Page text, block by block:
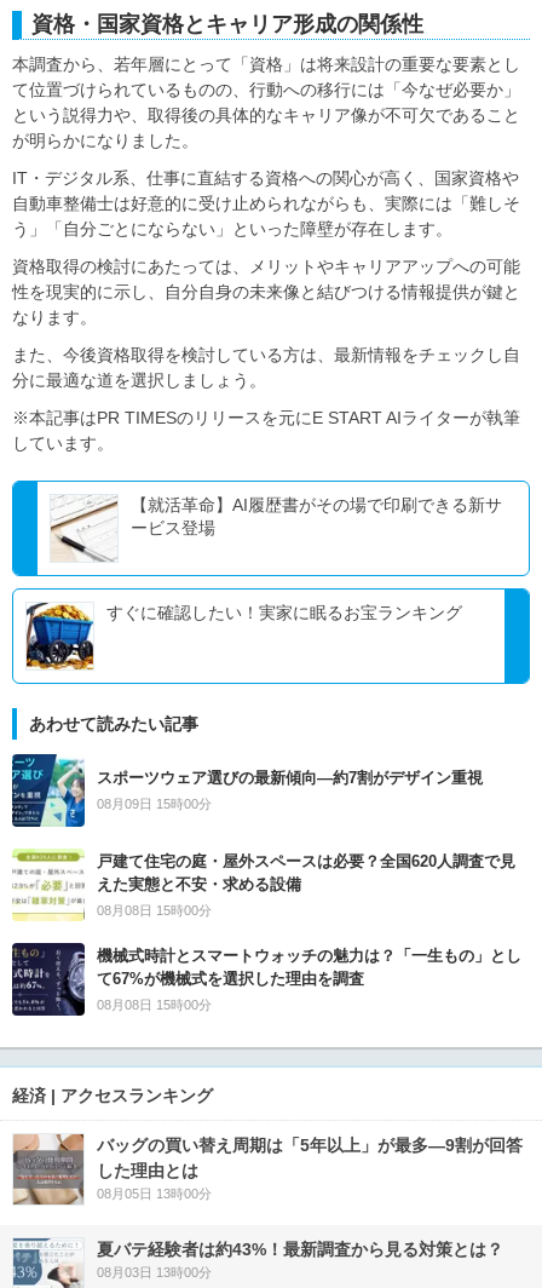
資格・国家資格とキャリア形成の関係性
本調査から、若年層にとって「資格」は将来設計の重要な要素とし
て位置づけられているものの、行動への移行には「今なぜ必要か」
という説得力や、取得後の具体的なキャリア像が不可欠であること
が明らかになりました。
IT・デジタル系、仕事に直結する資格への関心が高く、国家資格や
自動車整備士は好意的に受け止められながらも、実際には「難しそ
う」「自分ごとにならない」といった障壁が存在します。
資格取得の検討にあたっては、メリットやキャリアアップへの可能
性を現実的に示し、自分自身の未来像と結びつける情報提供が鍵と
なります。
また、今後資格取得を検討している方は、最新情報をチェックし自
分に最適な道を選択しましょう。
※本記事はPR TIMESのリリースを元にE START AIライターが執筆
しています。
【就活革命】AI履歴書がその場で印刷できる新サ
ービス登場
すぐに確認したい！実家に眠るお宝ランキング
あわせて読みたい記事
スポーツウェア選びの最新傾向―約7割がデザイン重視
08月09日 15時00分
戸建て住宅の庭・屋外スペースは必要？全国620人調査で見
えた実態と不安・求める設備
08月08日 15時00分
機械式時計とスマートウォッチの魅力は？「一生もの」とし
て67%が機械式を選択した理由を調査
08月08日 15時00分
経済 | アクセスランキング
バッグの買い替え周期は「5年以上」が最多―9割が回答
した理由とは
08月05日 13時00分
夏バテ経験者は約43%！最新調査から見る対策とは？
08月03日 13時00分